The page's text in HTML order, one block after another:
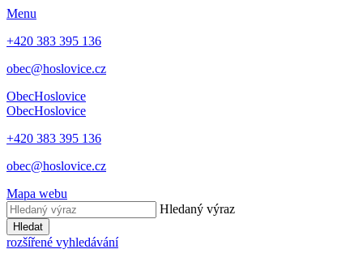
Menu
+420 383 395 136
obec@hoslovice.cz
ObecHoslovice
ObecHoslovice
+420 383 395 136
obec@hoslovice.cz
Mapa webu
Hledaný výraz
Hledat
rozšířené vyhledávání